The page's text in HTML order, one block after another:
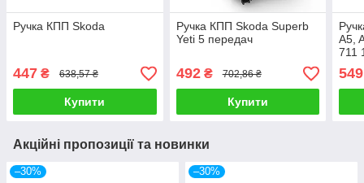
Ручка КПП Skoda
447 ₴ 638,57 ₴
Купити
Ручка КПП Skoda Superb
Yeti 5 передач
492₴ 702,86 ₴
Купити
A5,
711
549
Акційні пропозиції та новинки
–30% –30%